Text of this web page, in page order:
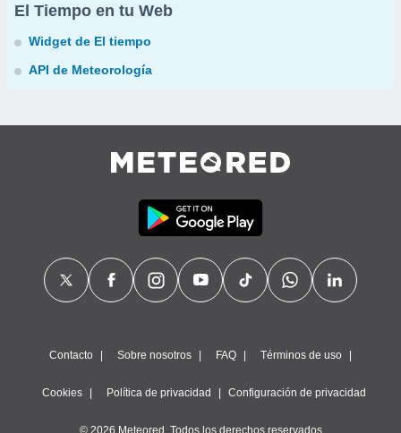
El Tiempo en tu Web
Widget de El tiempo
API de Meteorología
Contacto Sobre nosotros FAQ Términos de uso
Cookies Política de privacidad Configuración de privacidad
© 2026 Meteored. Todos los derechos reservados